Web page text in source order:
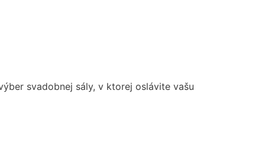
svadobnej sály, v ktorej oslávite vašu